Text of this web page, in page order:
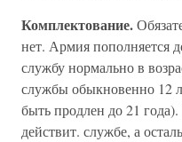
Комплектование.
нет. Армия пополняется
службу нормально в
службы обыкновенно 12
быть продлен до 21
действит. службе, а